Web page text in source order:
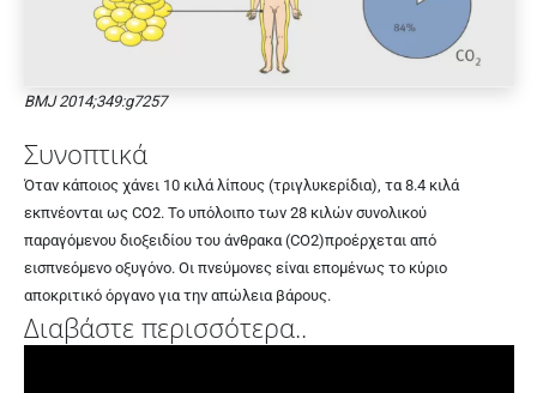
BMJ 2014;349:g7257
Συνοπτικά
Όταν κάποιος χάνει 10 κιλά λίπους (τριγλυκερίδια), τα 8.4 κιλά
εκπνέονται ως CO2. Το υπόλοιπο των 28 κιλών συνολικού
παραγόμενου διοξειδίου του άνθρακα (CO2)προέρχεται από
εισπνεόμενο οξυγόνο. Οι πνεύμονες είναι επομένως το κύριο
αποκριτικό όργανο για την απώλεια βάρους.
Διαβάστε περισσότερα..